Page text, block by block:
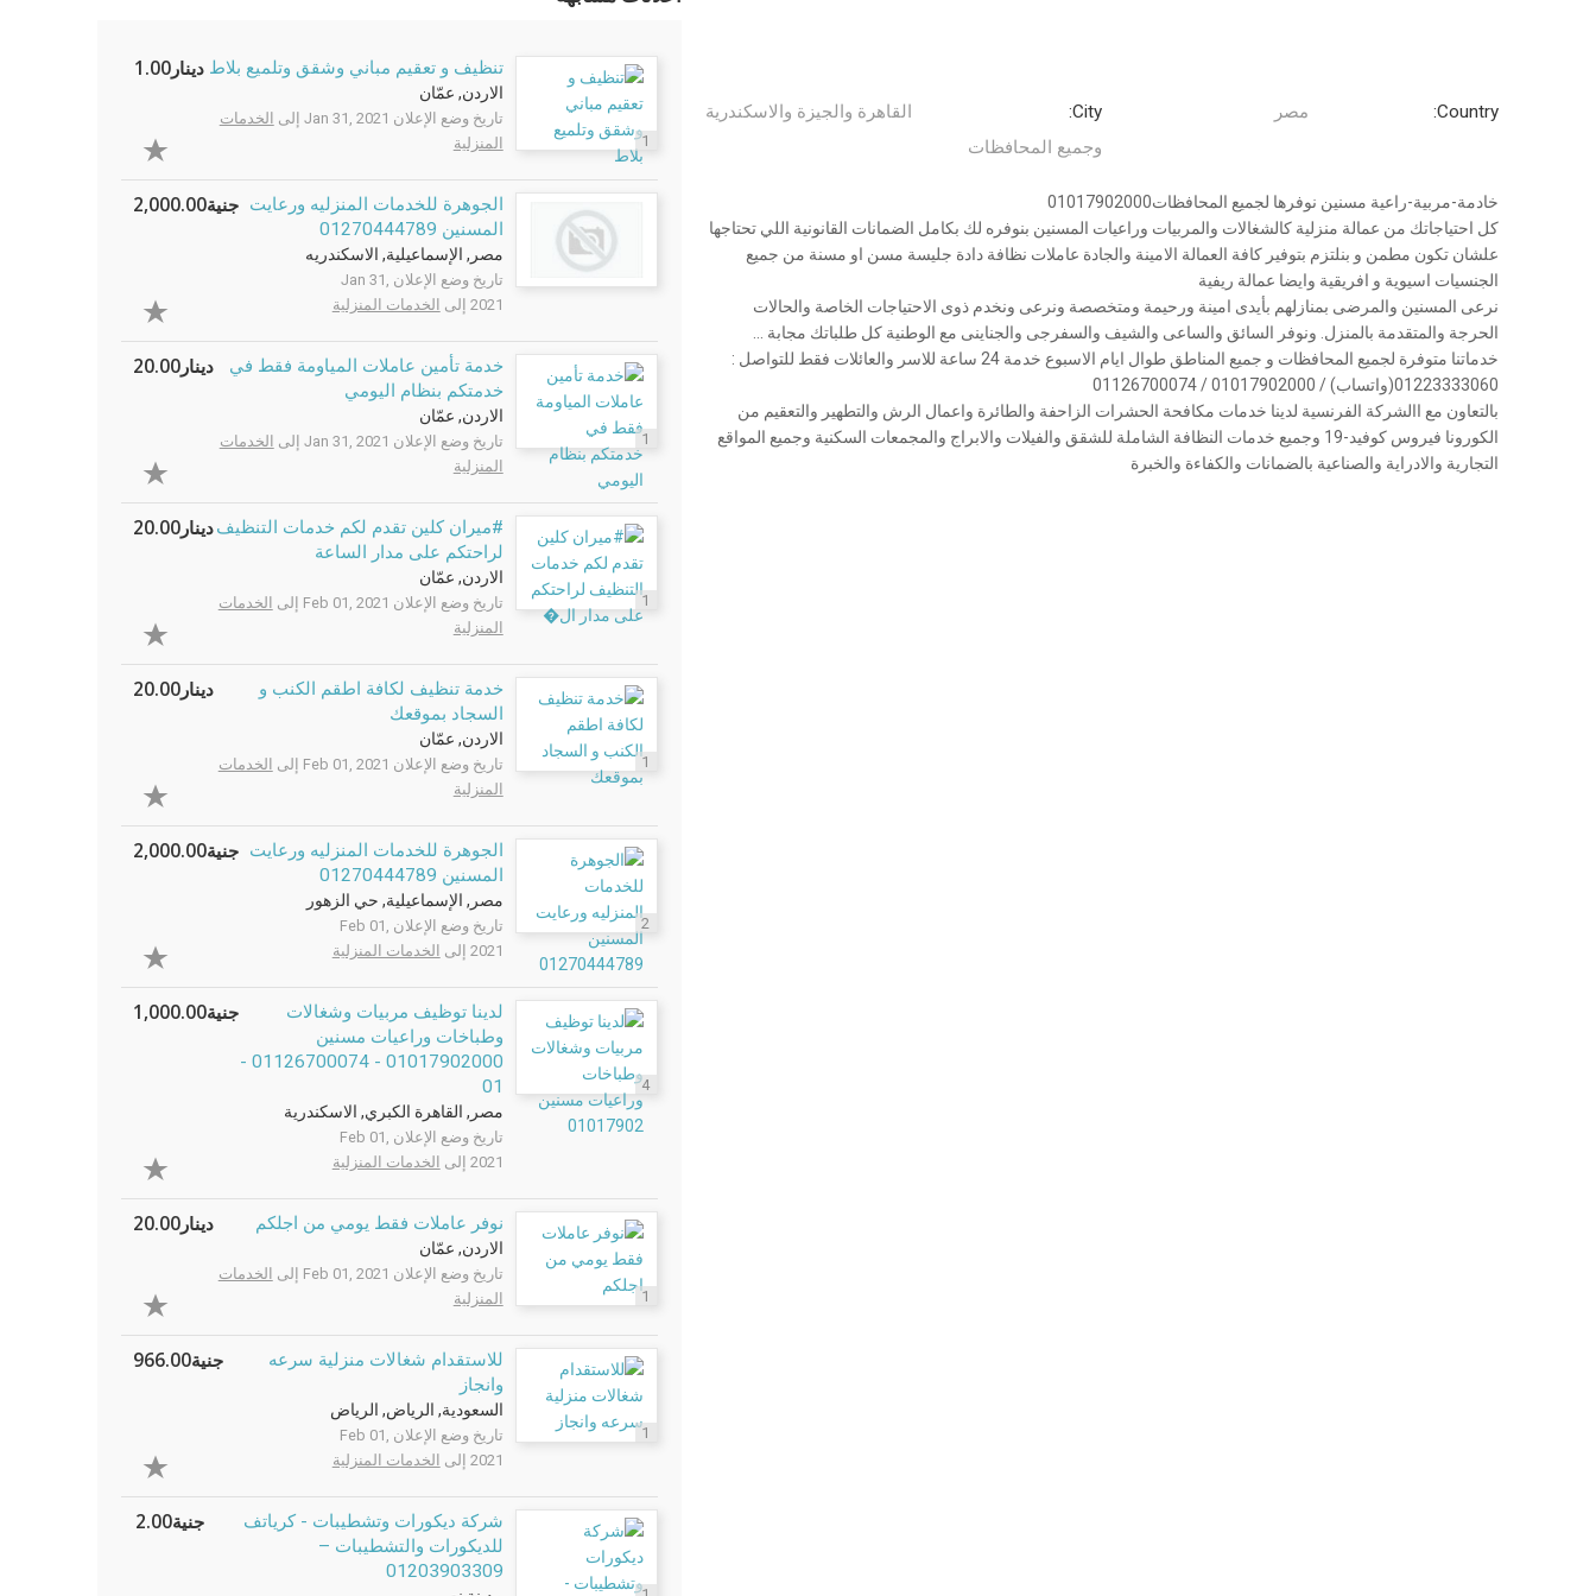
Country: مصر City:
القاهرة والجيزة والاسكندرية
وجميع المحافظات
خادمة-مربية-راعية مسنين نوفرها لجميع المحافظات01017902000
كل احتياجاتك من عمالة منزلية كالشغالات والمربيات وراعيات المسنين بنوفره لك بكامل الضمانات القانونية اللي تحتاجها
علشان تكون مطمن و بنلتزم بتوفير كافة العمالة الامينة والجادة عاملات نظافة دادة جليسة مسن او مسنة من جميع
الجنسيات اسيوية و افريقية وايضا عمالة ريفية
نرعى المسنين والمرضى بمنازلهم بأيدى امينة ورحيمة ومتخصصة ونرعى ونخدم ذوى الاحتياجات الخاصة والحالات
الحرجة والمتقدمة بالمنزل. ونوفر السائق والساعى والشيف والسفرجى والجناينى مع الوطنية كل طلباتك مجابة ...
خدماتنا متوفرة لجميع المحافظات و جميع المناطق طوال ايام الاسبوع خدمة 24 ساعة للاسر والعائلات فقط للتواصل :
01223333060(واتساب) / 01017902000 / 01126700074
بالتعاون مع االشركة الفرنسية لدينا خدمات مكافحة الحشرات الزاحفة والطائرة واعمال الرش والتطهير والتعقيم من
الكورونا فيروس كوفيد-19 وجميع خدمات النظافة الشاملة للشقق والفيلات والابراج والمجمعات السكنية وجميع المواقع
التجارية والادراية والصناعية بالضمانات والكفاءة والخبرة
1
تنظيف و تعقيم مباني وشقق وتلميع بلاط
الاردن, عمّان
تاريخ وضع الإعلان Jan 31, 2021 إلى
الخدمات
المنزلية
دينار1.00
الجوهرة للخدمات المنزليه ورعايت
المسنين 01270444789
مصر, الإسماعيلية, الاسكندريه
تاريخ وضع الإعلان Jan 31,
2021 إلى
الخدمات المنزلية
جنية2,000.00
1
خدمة تأمين عاملات المياومة فقط في
خدمتكم بنظام اليومي
الاردن, عمّان
تاريخ وضع الإعلان Jan 31, 2021 إلى
الخدمات
المنزلية
دينار20.00
1
#ميران كلين تقدم لكم خدمات التنظيف
لراحتكم على مدار الساعة
الاردن, عمّان
تاريخ وضع الإعلان Feb 01, 2021 إلى
الخدمات
المنزلية
دينار20.00
1
خدمة تنظيف لكافة اطقم الكنب و
السجاد بموقعك
الاردن, عمّان
تاريخ وضع الإعلان Feb 01, 2021 إلى
الخدمات
المنزلية
دينار20.00
2
الجوهرة للخدمات المنزليه ورعايت
المسنين 01270444789
مصر, الإسماعيلية, حي الزهور
تاريخ وضع الإعلان Feb 01,
2021 إلى
الخدمات المنزلية
جنية2,000.00
4
لدينا توظيف مربيات وشغالات
وطباخات وراعيات مسنين
01017902000 - 01126700074 -
01
مصر, القاهرة الكبري, الاسكندرية
تاريخ وضع الإعلان Feb 01,
2021 إلى
الخدمات المنزلية
جنية1,000.00
1
نوفر عاملات فقط يومي من اجلكم
الاردن, عمّان
تاريخ وضع الإعلان Feb 01, 2021 إلى
الخدمات
المنزلية
دينار20.00
1
للاستقدام شغالات منزلية سرعه
وانجاز
السعودية, الرياض, الرياض
تاريخ وضع الإعلان Feb 01,
2021 إلى
الخدمات المنزلية
جنية966.00
شركة ديكورات وتشطيبات - كرياتف
للديكورات والتشطيبات –
01203903309
جنية2.00